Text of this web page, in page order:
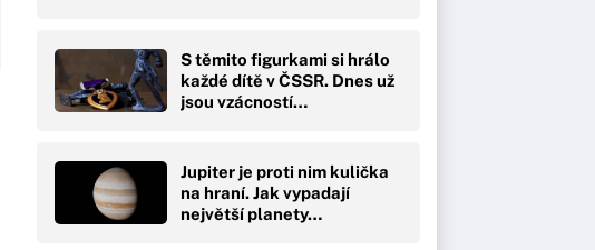
S těmito figurkami si hrálo
každé dítě v ČSSR. Dnes už
jsou vzácností…
Jupiter je proti nim kulička
na hraní. Jak vypadají
největší planety…